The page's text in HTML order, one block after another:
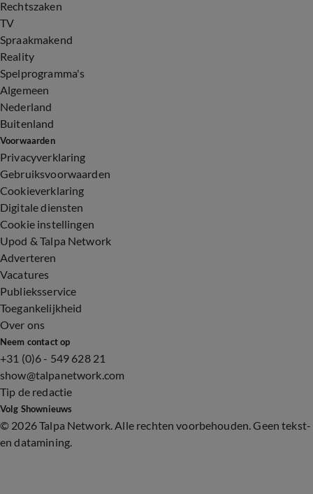
Rechtszaken
TV
Spraakmakend
Reality
Spelprogramma's
Algemeen
Nederland
Buitenland
Voorwaarden
Privacyverklaring
Gebruiksvoorwaarden
Cookieverklaring
Digitale diensten
Cookie instellingen
Upod & Talpa Network
Adverteren
Vacatures
Publieksservice
Toegankelijkheid
Over ons
Neem contact op
+31 (0)6 - 549 628 21
show@talpanetwork.com
Tip de redactie
Volg Shownieuws
© 2026 Talpa Network. Alle rechten voorbehouden. Geen tekst-
en datamining.